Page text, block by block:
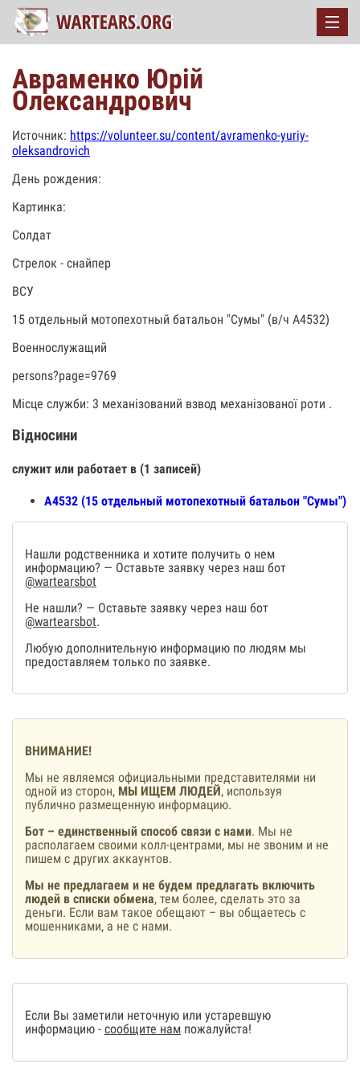
Авраменко Юрій
Олександрович
Источник: https://volunteer.su/content/avramenko-yuriy-
oleksandrovich
День рождения:
Картинка:
Солдат
Стрелок - снайпер
ВСУ
15 отдельный мотопехотный батальон "Сумы" (в/ч А4532)
Военнослужащий
persons?page=9769
Місце служби: 3 механізований взвод механізованої роти .
Відносини
служит или работает в (1 записей)
А4532 (15 отдельный мотопехотный батальон "Сумы")
Нашли родственника и хотите получить о нем
информацию? — Оставьте заявку через наш бот
@wartearsbot
Не нашли? — Оставьте заявку через наш бот
@wartearsbot.
Любую дополнительную информацию по людям мы
предоставляем только по заявке.
ВНИМАНИЕ!
Мы не являемся официальными представителями ни
одной из сторон, МЫ ИЩЕМ ЛЮДЕЙ, используя
публично размещенную информацию.
Бот – единственный способ связи с нами. Мы не
располагаем своими колл-центрами, мы не звоним и не
пишем с других аккаунтов.
Мы не предлагаем и не будем предлагать включить
людей в списки обмена, тем более, сделать это за
деньги. Если вам такое обещают – вы общаетесь с
мошенниками, а не с нами.
Если Вы заметили неточную или устаревшую
информацию - сообщите нам пожалуйста!